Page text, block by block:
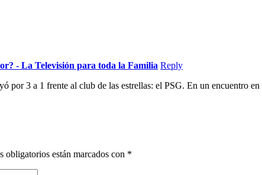
- La Televisión para toda la Familia Reply
por 3 a 1 frente al club de las estrellas: el PSG. En un encuentro
obligatorios están marcados con *